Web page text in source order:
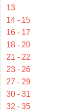
13
14 - 15
16 - 17
18 - 20
21 - 22
23 - 26
27 - 29
30 - 31
32 - 35